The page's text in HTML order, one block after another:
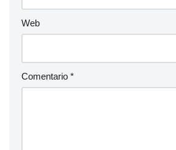
Web
Comentario *